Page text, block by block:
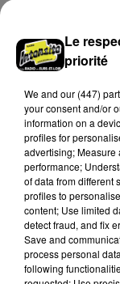
Le
priorité
We and our (447)
your consent and/or
information on a
profiles for
advertising; Measure
performance;
of data from different
profiles to
content; Use limited
detect fraud, and fix
Save and
process personal
following